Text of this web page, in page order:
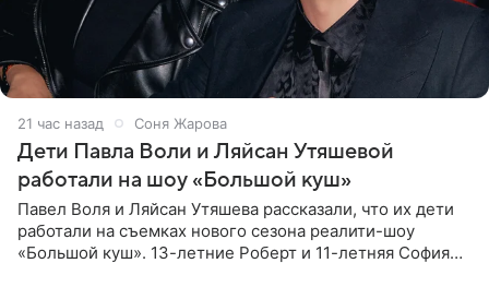
21 час назад Соня Жарова
Дети Павла Воли и Ляйсан Утяшевой
работали на шоу «Большой куш»
Павел Воля и Ляйсан Утяшева рассказали, что их дети
работали на съемках нового сезона реалити-шоу
«Большой куш». 13-летние Роберт и 11-летняя София